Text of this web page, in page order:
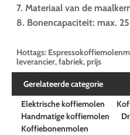
7. Materiaal van de
8. Bonencapaciteit: max.
Hottags:
leverancier, fabriek, prijs
Gerelateerde categorie
Elektrische koffiemolen
Handmatige koffiemolen
Koffiebonenmolen